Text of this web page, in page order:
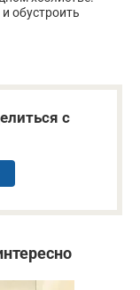
обустроить
с